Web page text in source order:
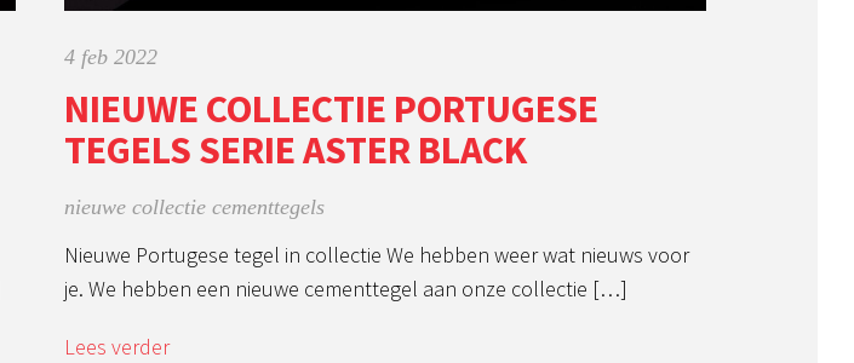
4 feb 2022
NIEUWE COLLECTIE PORTUGESE
TEGELS SERIE ASTER BLACK
nieuwe collectie cementtegels
Nieuwe Portugese tegel in collectie We hebben weer wat nieuws voor
je. We hebben een nieuwe cementtegel aan onze collectie […]
Lees verder